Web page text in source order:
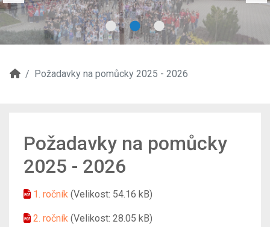
Požadavky na pomůcky 2025 - 2026
Požadavky na pomůcky
2025 - 2026
1. ročník (Velikost: 54.16 kB)
2. ročník (Velikost: 28.05 kB)